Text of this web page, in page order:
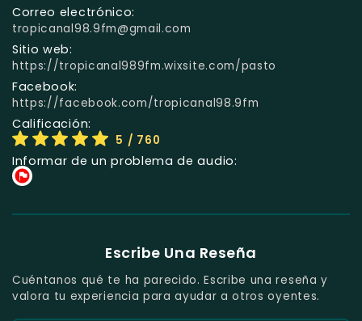
Correo electrónico:
tropicanal98.9fm@gmail.com
Sitio web:
https://tropicanal989fm.wixsite.com/pasto
Facebook:
https://facebook.com/tropicanal98.9fm
Calificación:
5 / 760
Informar de un problema de audio:
Escribe Una Reseña
Cuéntanos qué te ha parecido. Escribe una reseña y
valora tu experiencia para ayudar a otros oyentes.